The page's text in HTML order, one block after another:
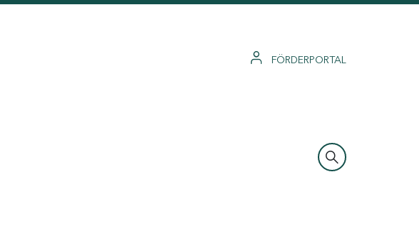
FÖRDERPORTAL